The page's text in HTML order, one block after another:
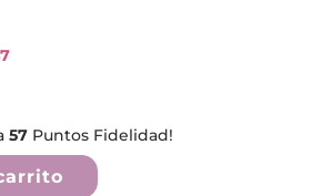
57Puntos Fidelidad!